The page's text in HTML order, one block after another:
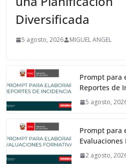
Diversificada
5 agosto, 2026 MIGUEL ANGEL
Prompt para
Reportes de
5 agosto,
Prompt para
Evaluaciones
2 agosto,